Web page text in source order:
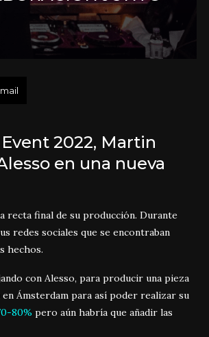
2022, Martin
en una nueva
recta final de su producción. Durante
redes sociales que se encontraban
hechos.
con Alesso, para producir una pieza
Ámsterdam para así poder realizar su
80% pero aún habría que añadir las